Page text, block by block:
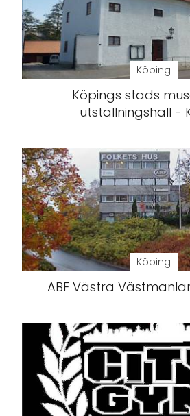
Köping
Köpings stads
utställningshall -
Köping
ABF Västra